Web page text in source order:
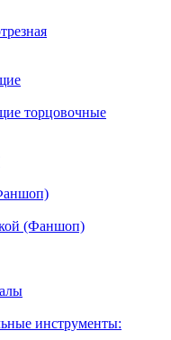
торцовочные
(Фаншоп)
инструменты: